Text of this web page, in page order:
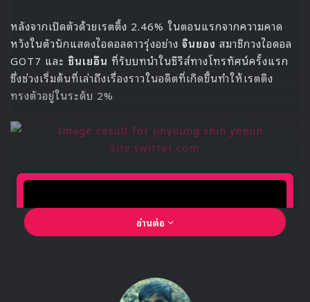
หลังจากเปิดตัวด้วยเรตติ้ง 2.46% ในตอนแรกจากความคาด
หวังในตัวนักแสดงไอดอลดาวรุ่งอย่าง จินยอง สมาชิกวงไอดอล
GOT7 และ ชินเยอึน ที่รับบทนำในซีรีส์ทางโทรทัศน์ครั้งแรก
ซึ่งช่วงเริ่มต้นที่เล่าถึงเรื่องราวในอดีตที่เกิดขึ้นทำให้เรตติง
ทรงตัวอยู่ในระดับ 2%
อ่านต่อ